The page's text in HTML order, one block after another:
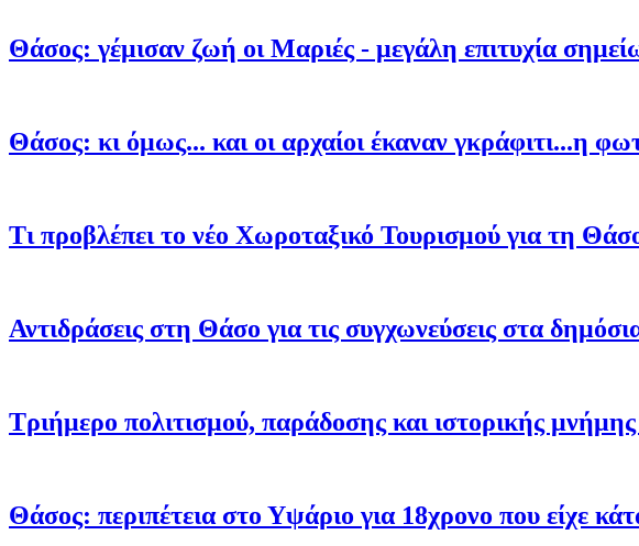
Θάσος: γέμισαν ζωή οι Μαριές - μεγάλη επιτυχία
Θάσος: κι όμως... και οι αρχαίοι έκαναν γκράφιτι...η
Τι προβλέπει το νέο Χωροταξικό Τουρισμού για τη
Αντιδράσεις στη Θάσο για τις συγχωνεύσεις στα
Τριήμερο πολιτισμού, παράδοσης και ιστορικής
Θάσος: περιπέτεια στο Υψάριο για 18χρονο που είχε